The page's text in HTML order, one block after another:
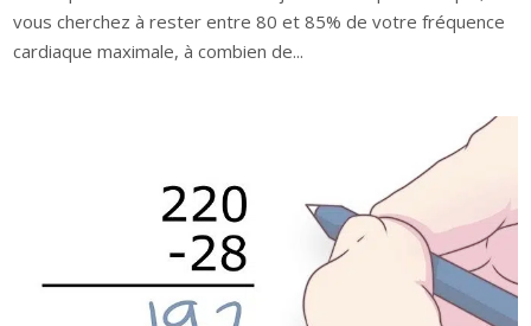
vous cherchez à rester entre 80 et 85% de votre fréquence
cardiaque maximale, à combien de...